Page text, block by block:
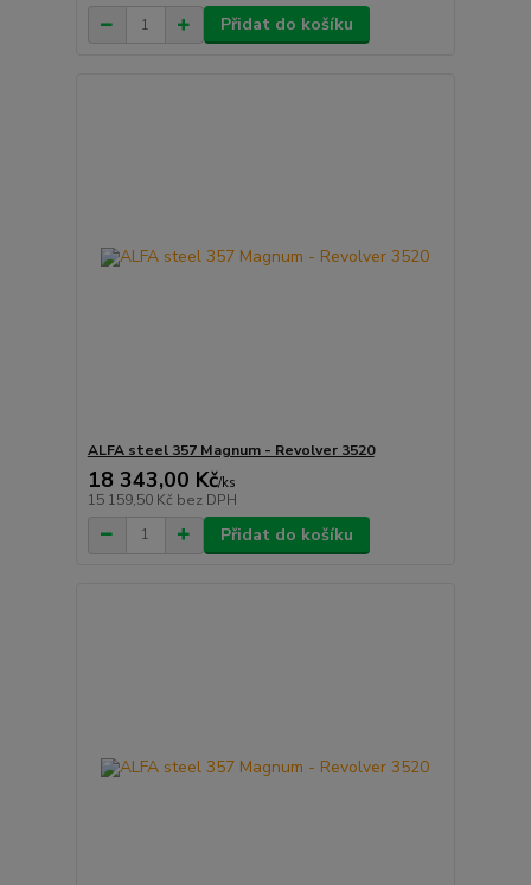
Přidat do košíku
ALFA steel 357 Magnum - Revolver 3520
18 343,00 Kč/ks
15 159,50 Kč bez DPH
Přidat do košíku